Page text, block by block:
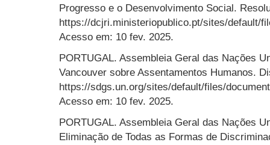
Progresso e o Desenvolvimento Social.
https://dcjri.ministeriopublico.pt/sites/default/
Acesso em: 10 fev. 2025.
PORTUGAL. Assembleia Geral das Nações
Vancouver sobre Assentamentos Humanos.
https://sdgs.un.org/sites/default/files/
Acesso em: 10 fev. 2025.
PORTUGAL. Assembleia Geral das Nações
Eliminação de Todas as Formas de